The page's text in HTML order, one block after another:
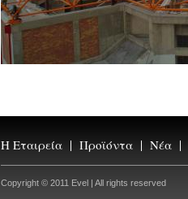
Η Εταιρεία Προϊόντα Νέα
Copyright © 2011 Evel | All rights reserved